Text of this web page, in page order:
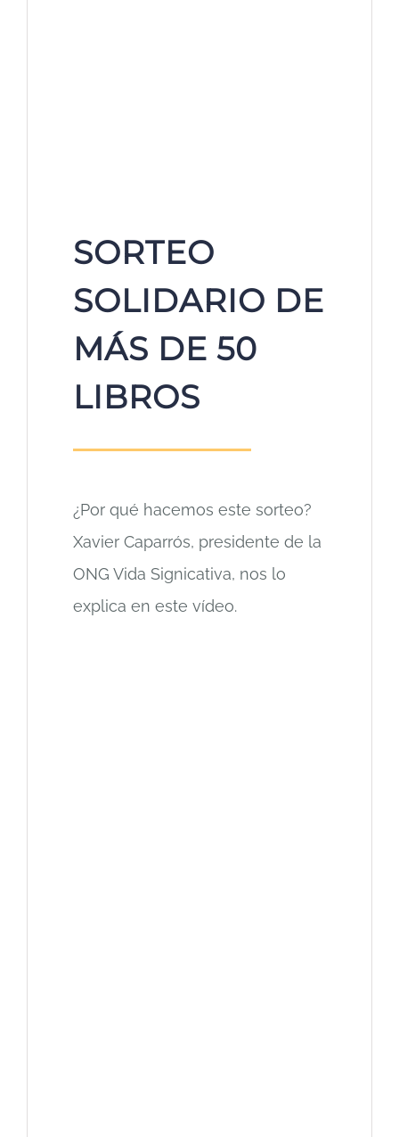
SORTEO
SOLIDARIO DE
MÁS DE 50
LIBROS
¿Por qué hacemos este sorteo?
Xavier Caparrós, presidente de la
ONG Vida Signicativa, nos lo
explica en este vídeo.